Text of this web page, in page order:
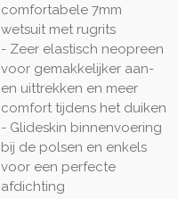
comfortabele 7mm
wetsuit met rugrits
- Zeer elastisch neopreen
voor gemakkelijker aan-
en uittrekken en meer
comfort tijdens het duiken
- Glideskin binnenvoering
bij de polsen en enkels
voor een perfecte
afdichting